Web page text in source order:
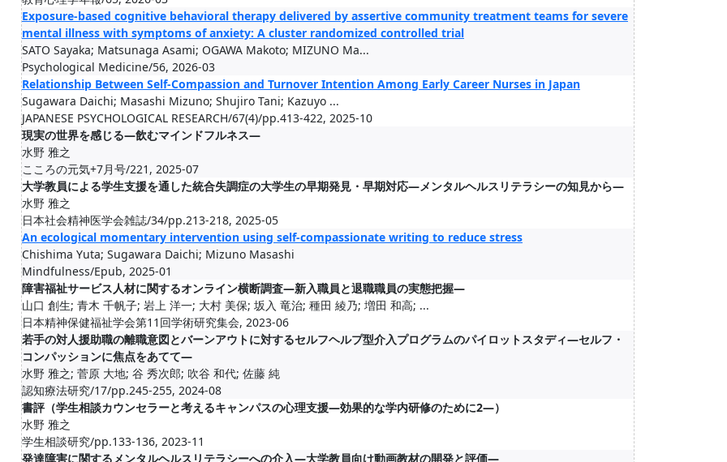
Exposure-based cognitive behavioral therapy delivered by assertive community treatment teams for severe
mental illness with symptoms of anxiety: A cluster randomized controlled trial
SATO Sayaka; Matsunaga Asami; OGAWA Makoto; MIZUNO Ma...
Psychological Medicine/56, 2026-03
Relationship Between Self-Compassion and Turnover Intention Among Early Career Nurses in Japan
Sugawara Daichi; Masashi Mizuno; Shujiro Tani; Kazuyo ...
JAPANESE PSYCHOLOGICAL RESEARCH/67(4)/pp.413-422, 2025-10
現実の世界を感じる―飲むマインドフルネス―
水野 雅之
こころの元気+7月号/221, 2025-07
大学教員による学生支援を通した統合失調症の大学生の早期発見・早期対応―メンタルヘルスリテラシーの知見から―
水野 雅之
日本社会精神医学会雑誌/34/pp.213-218, 2025-05
An ecological momentary intervention using self-compassionate writing to reduce stress
Chishima Yuta; Sugawara Daichi; Mizuno Masashi
Mindfulness/Epub, 2025-01
障害福祉サービス人材に関するオンライン横断調査―新入職員と退職職員の実態把握―
山口 創生; 青木 千帆子; 岩上 洋一; 大村 美保; 坂入 竜治; 種田 綾乃; 増田 和高; ...
日本精神保健福祉学会第11回学術研究集会, 2023-06
若手の対人援助職の離職意図とバーンアウトに対するセルフヘルプ型介入プログラムのパイロットスタディ―セルフ・
コンパッションに焦点をあてて―
水野 雅之; 菅原 大地; 谷 秀次郎; 吹谷 和代; 佐藤 純
認知療法研究/17/pp.245-255, 2024-08
書評（学生相談カウンセラーと考えるキャンパスの心理支援―効果的な学内研修のために2―）
水野 雅之
学生相談研究/pp.133-136, 2023-11
発達障害に関するメンタルヘルスリテラシーへの介入―大学教員向け動画教材の開発と評価―